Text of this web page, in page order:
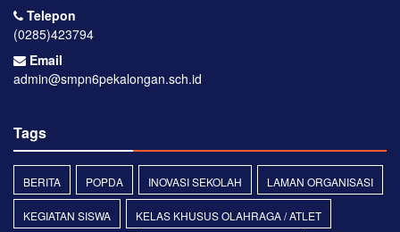
Telepon
(0285)423794
Email
admin@smpn6pekalongan.sch.id
Tags
BERITA POPDA INOVASI SEKOLAH LAMAN ORGANISASI
KEGIATAN SISWA KELAS KHUSUS OLAHRAGA / ATLET